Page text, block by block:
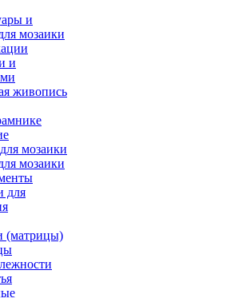
и
мозаики
и
живопись
мозаики
мозаики
для
(матрицы)